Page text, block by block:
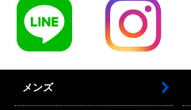
メンズ